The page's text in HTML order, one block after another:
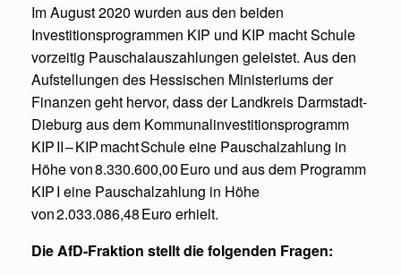
Im August 2020 wurden aus den beiden
Investitionsprogrammen KIP und KIP macht Schule
vorzeitig Pauschalauszahlungen geleistet. Aus den
Aufstellungen des Hessischen Ministeriums der
Finanzen geht hervor, dass der Landkreis Darmstadt-
Dieburg aus dem Kommunalinvestitionsprogramm
KIP II – KIP macht Schule eine Pauschalzahlung in
Höhe von 8.330.600,00 Euro und aus dem Programm
KIP I eine Pauschalzahlung in Höhe
von 2.033.086,48 Euro erhielt.
Die AfD-Fraktion stellt die folgenden Fragen: